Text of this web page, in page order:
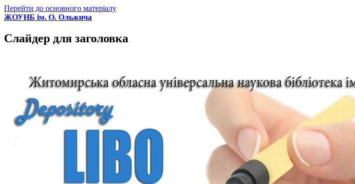
Перейти до основного матеріалу
ЖОУНБ ім. О. Ольжича
Слайдер для заголовка